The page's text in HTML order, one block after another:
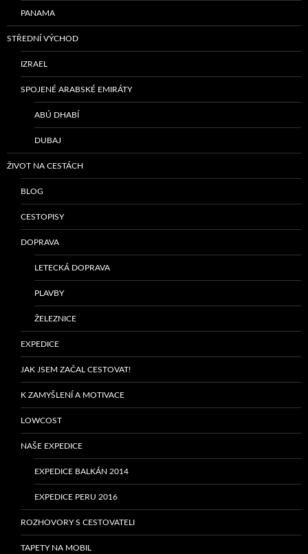
PANAMA
STŘEDNÍ VÝCHOD
IZRAEL
SPOJENÉ ARABSKÉ EMIRÁTY
ABÚ DHABÍ
DUBAJ
ŽIVOT NA CESTÁCH
BLOG
CESTOPISY
DOPRAVA
LETECKÁ DOPRAVA
PLAVBY
ŽELEZNICE
EXPEDICE
JAK JSEM ZAČAL CESTOVAT!
K ZAMYŠLENÍ A MOTIVACE
LOWCOST
NAŠE EXPEDICE
EXPEDICE BALKÁN 2014
EXPEDICE PERU 2016
ROZHOVORY S CESTOVATELI
TAPETY NA MOBIL